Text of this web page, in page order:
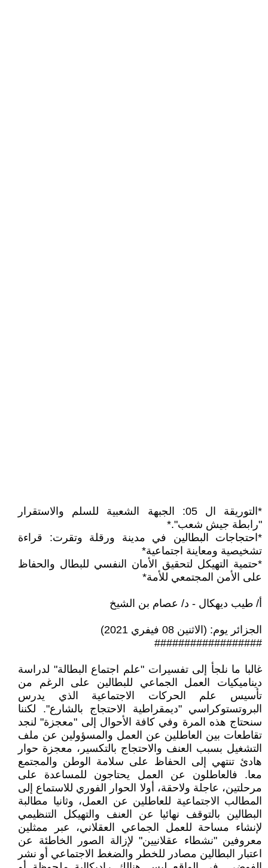
*التوريقة ال 05: الجبهة الشعبية للسلم والاستقرار
"رابطة جيش شعب".*
*احتجاجات البطالين في مدينة ورقلة وتقرت: قراءة
تشخيصية ومعاينة اجتماعية*
*حتمية التهيكل لتحقيق الأمان النفسي للبطال والحفاظ
على الأمن المجتمعي للأمة*
أ/ طيب ديهكال - د/ عصام بن الشيخ
الجزائر يوم: (الاثنين 08 فيفري 2021)
##################
غالبا ما نلجأ إلى تفسيرات "علم اجتماع البطالة" لدراسة
ديناميكيات العمل الجماعي للبطالين على الرغم من
تأسيس علم الحركات الاجتماعية الذي يدرس
البروتستوكراسي "ديمقراطية الاحتجاج بالشارع". لكننا
سنحتاج هذه المرة وفي كافة الأحوال إلى "معجزة" لنجد
تقاطعات بين العاطلين عن العمل والمسؤولين عن ملف
التشغيل بسبب العنف والاحتجاج بالتكسير، معجزة حوار
هادئ تنتهي إلى الحفاظ على سلامة الوطن والمجتمع
معا. فالعاطلون عن العمل يحتاجون للمساعدة على
مرحلتين، عاجلة ولاحقة، أولا الحوار الفوري للاستماع إلى
المطالب الاجتماعية للعاطلين عن العمل، وثانيا مطالبة
البطالين بالتوقف نهائيا عن العنف والتهيكل التنظيمي
لإنشاء مساحة للعمل الجماعي العقلاني، عبر ممثلين
معروفين "نشطاء عقلانيين" لإزالة الصور الخاطئة عن
اعتبار البطالين مصادر للخطر والضغط الاجتماعي أو نشر